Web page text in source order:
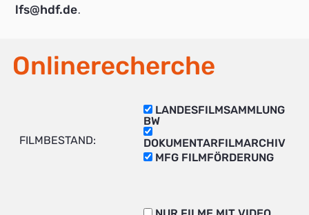
lfs@hdf.de.
Onlinerecherche
FILMBESTAND:
LANDESFILMSAMMLUNG
BW
DOKUMENTARFILMARCHIV
MFG FILMFÖRDERUNG